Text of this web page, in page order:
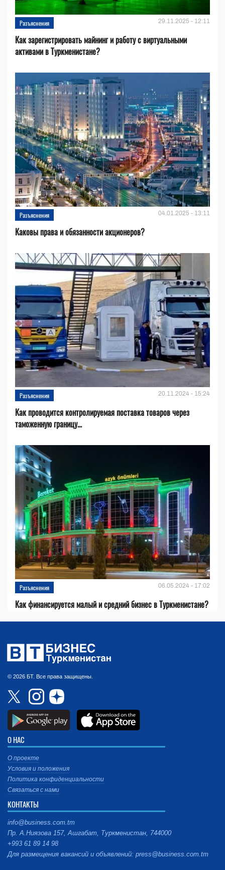
Разъяснения 29.11.2025 - 12:11
Как зарегистрировать майнинг и работу с виртуальными
активами в Туркменистане?
Разъяснения 04.01.2025 - 13:11
Каковы права и обязанности акционеров?
Разъяснения 20.11.2024 - 15:24
Как проводится контролируемая поставка товаров через
таможенную границу...
Разъяснения 06.05.2024 - 17:02
Как финансируется малый и средний бизнес в Туркменистане?
© 2026 БТ. Все права защищены.
О НАС
О проекте
Условия и положения
Политика конфиденциальности
Связаться с нами
КОНТАКТЫ
info@business.com.tm
Пр. А.Ниязова 157, Ашгабат, Туркменистан, 744000
+993 61 89 14 98
Для размещения вакансий и объявлений: press@business.com.tm